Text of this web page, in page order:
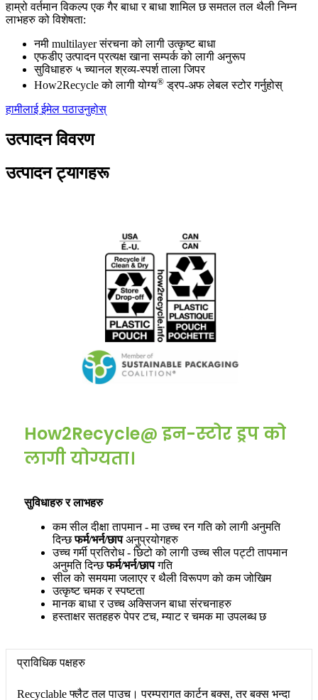
हाम्रो वर्तमान विकल्प एक गैर बाधा र बाधा शामिल छसमतल तल थैली निम्न
लाभहरु को विशेषता:
नमी multilayer संरचना को लागी उत्कृष्ट बाधा
एफडीए उत्पादन प्रत्यक्ष खाना सम्पर्क को लागी अनुरूप
सुविधाहरु ५ च्यानल श्रव्य-स्पर्श ताला जिपर
How2Recycle को लागी योग्य® ड्रप-अफ लेबल स्टोर गर्नुहोस्
हामीलाई ईमेल पठाउनुहोस्
उत्पादन विवरण
उत्पादन ट्यागहरू
How2Recycle@ इन-स्टोर ड्रप को
लागी योग्यता।
सुविधाहरु र लाभहरु
कम सील दीक्षा तापमान - मा उच्च रन गति को लागी अनुमति
दिन्छफर्म/भर्न/छापअनुप्रयोगहरु
उच्च गर्मी प्रतिरोध - छिटो को लागी उच्च सील पट्टी तापमान
अनुमति दिन्छफर्म/भर्न/छापगति
सील को समयमा जलाएर र थैली विरूपण को कम जोखिम
उत्कृष्ट चमक र स्पष्टता
मानक बाधा र उच्च अक्सिजन बाधा संरचनाहरु
हस्ताक्षर सतहहरु पेपर टच, म्याट र चमक मा उपलब्ध छ
प्राविधिक पक्षहरु
Recyclable फ्लैट तल पाउच। परम्परागत कार्टन बक्स, तर बक्स भन्दा